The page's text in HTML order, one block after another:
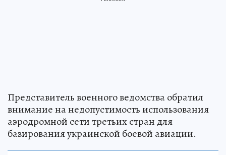
Представитель военного ведомства обратил
внимание на недопустимость использования
аэродромной сети третьих стран для
базирования украинской боевой авиации.